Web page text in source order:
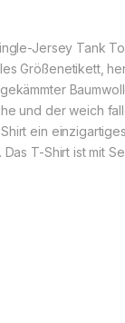
Jersey Tank
Größenetikett,
und der weich
ein
Das T-Shirt ist mit